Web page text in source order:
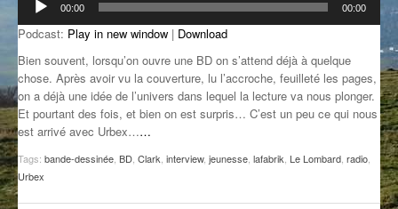
IL ÉTAIT UNE FOIS
L’ASTUCE DE LA PORTE EN BOIS
LA FABRIK POÉTIK
LA MINUTE LITTÉRAIRE
LA SOUTERRAINE
audio
00:00 00:00
Podcast: Play in new window | Download
Bien souvent, lorsqu’on ouvre une BD on s’attend déjà à quelque
chose. Après avoir vu la couverture, lu l’accroche, feuilleté les pages,
on a déjà une idée de l’univers dans lequel la lecture va nous plonger.
Et pourtant des fois, et bien on est surpris… C’est un peu ce qui nous
est arrivé avec Urbex……
Tags: bande-dessinée BD Clark interview, jeunesse lafabrik Le Lombard radio
Urbex